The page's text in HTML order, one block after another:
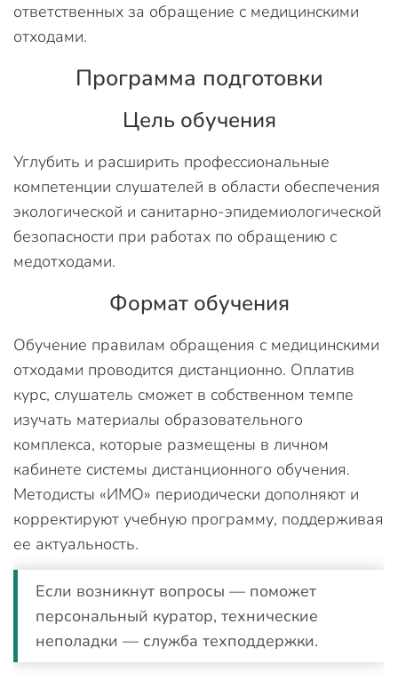
ответственных за обращение с медицинскими
отходами.
Программа подготовки
Цель обучения
Углубить и расширить профессиональные
компетенции слушателей в области обеспечения
экологической и санитарно-эпидемиологической
безопасности при работах по обращению с
медотходами.
Формат обучения
Обучение правилам обращения с медицинскими
отходами проводится дистанционно. Оплатив
курс, слушатель сможет в собственном темпе
изучать материалы образовательного
комплекса, которые размещены в личном
кабинете системы дистанционного обучения.
Методисты «ИМО» периодически дополняют и
корректируют учебную программу, поддерживая
ее актуальность.
Если возникнут вопросы — поможет
персональный куратор, технические
неполадки — служба техподдержки.